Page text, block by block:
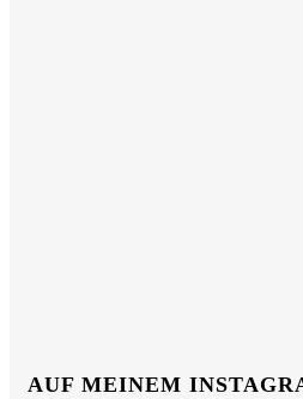
AUF MEINEM